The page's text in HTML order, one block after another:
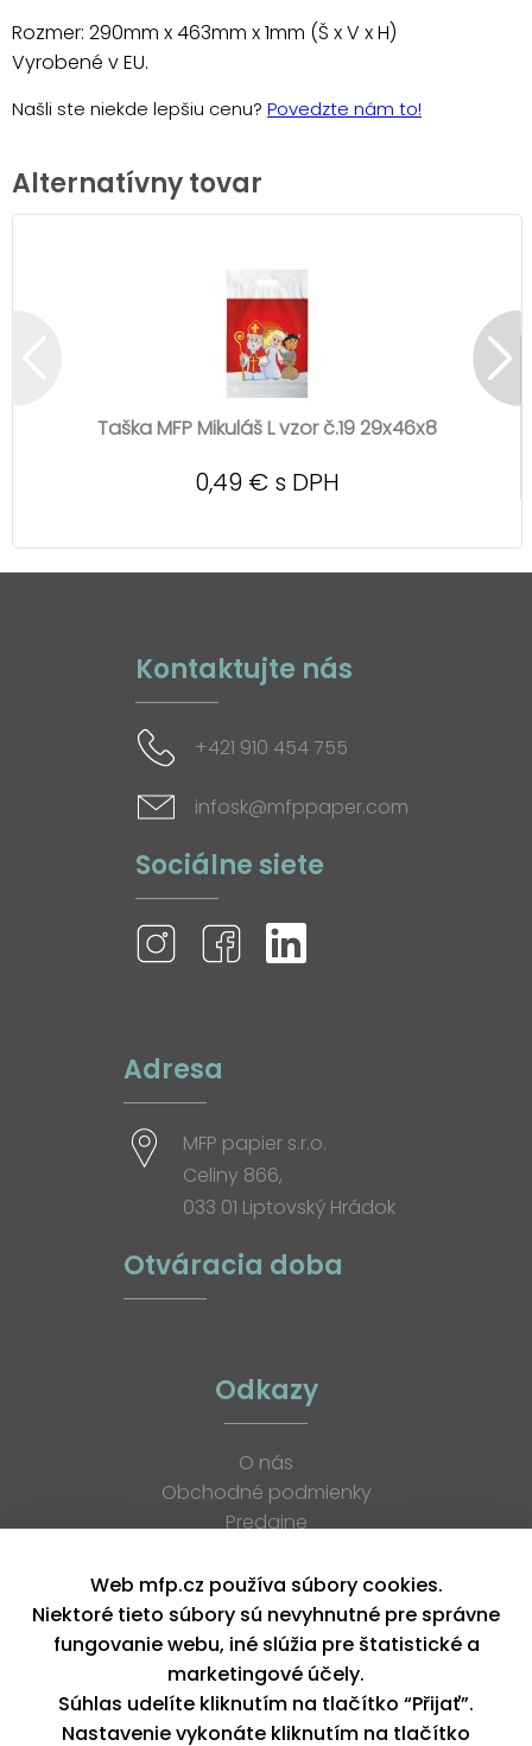
Rozmer: 290mm x 463mm x 1mm (Š x V x H)
Vyrobené v EU.
Našli ste niekde lepšiu cenu? Povedzte nám to!
Alternatívny tovar
Taška MFP Mikuláš L vzor č.19 29x46x8
0,49 € s DPH
Kontaktujte nás
+421 910 454 755
infosk@mfppaper.com
Sociálne siete
Adresa
MFP papier s.r.o.
Celiny 866,
033 01 Liptovský Hrádok
Otváracia doba
Odkazy
O nás
Obchodné podmienky
Predajne
K stiahnutiu
Blog
Kontakt
Kariéra
XML feed
Web mfp.cz používa súbory cookies.
Niektoré tieto súbory sú nevyhnutné pre správne
fungovanie webu, iné slúžia pre štatistické a
marketingové účely.
Súhlas udelíte kliknutím na tlačítko “Přijať”.
Nastavenie vykonáte kliknutím na tlačítko